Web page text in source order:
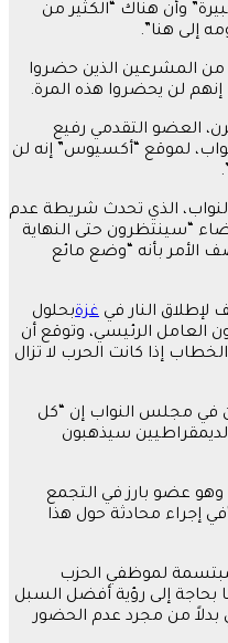
وأن هناك “الكثير من
إلى هنا”.
من المشرعين الذين حضروا
العضو التقدمي رفيع
لموقع “أكسيوس” إنه لن
الذي تحدث شريطة عدم
“سينتظرون حتى النهاية
الأمر بأنه “وضع مائع
لإطلاق النار في غزةبحلول
العامل الرئيسي، وتوقع أن
100 ديمقراطي الخطاب إذا كانت الحرب لا تزال
في مجلس النواب إن “كل
سيذهبون
وهو عضو بارز في التجمع
إجراء محادثة حول هذا
لموظفي الحزب
بحاجة إلى رؤية أفضل السبل
بدلاً من مجرد عدم الحضور